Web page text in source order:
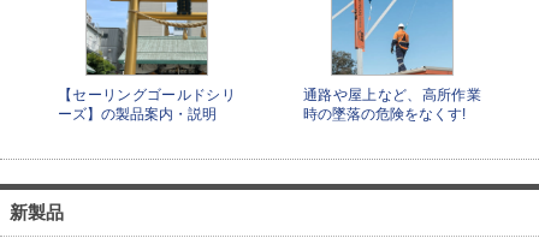
【セーリングゴールドシリ
ーズ】の製品案内・説明
通路や屋上など、高所作業
時の墜落の危険をなくす!
新製品